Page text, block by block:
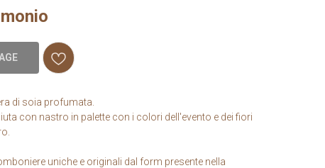
di soia profumata.
con nastro in palette con i colori dell'evento e dei fiori
uniche e originali dal form presente nella